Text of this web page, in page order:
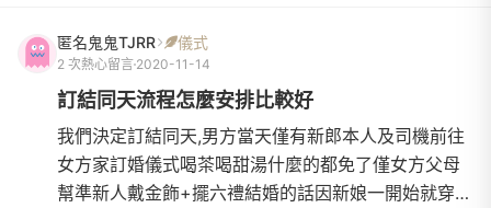
有經驗的學姊，可以分享一下「輕鬆一點的」婚禮流
程可以參考呢？感謝大家
匿名鬼鬼TJRR 儀式
2 次熱心留言 2020-11-14
訂結同天流程怎麼安排比較好
我們決定訂結同天,男方當天僅有新郎本人及司機前往
女方家訂婚儀式喝茶喝甜湯什麼的都免了僅女方父母
幫準新人戴金飾+擺六禮結婚的話因新娘一開始就穿白